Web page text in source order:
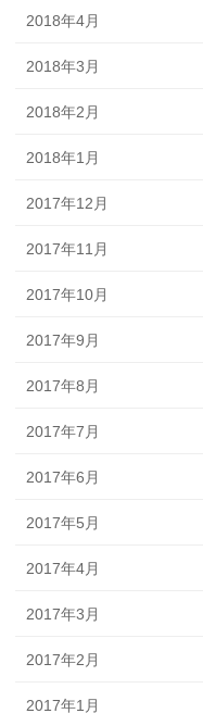
2018年4月
2018年3月
2018年2月
2018年1月
2017年12月
2017年11月
2017年10月
2017年9月
2017年8月
2017年7月
2017年6月
2017年5月
2017年4月
2017年3月
2017年2月
2017年1月